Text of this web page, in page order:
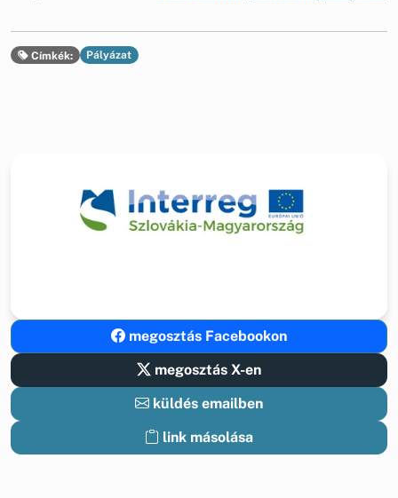
Címkék: Pályázat
megosztás Facebookon
megosztás X-en
küldés emailben
link másolása